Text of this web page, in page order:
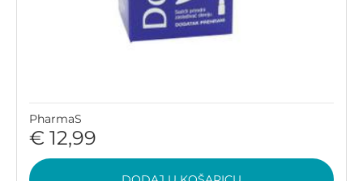
PharmaS
€ 12,99